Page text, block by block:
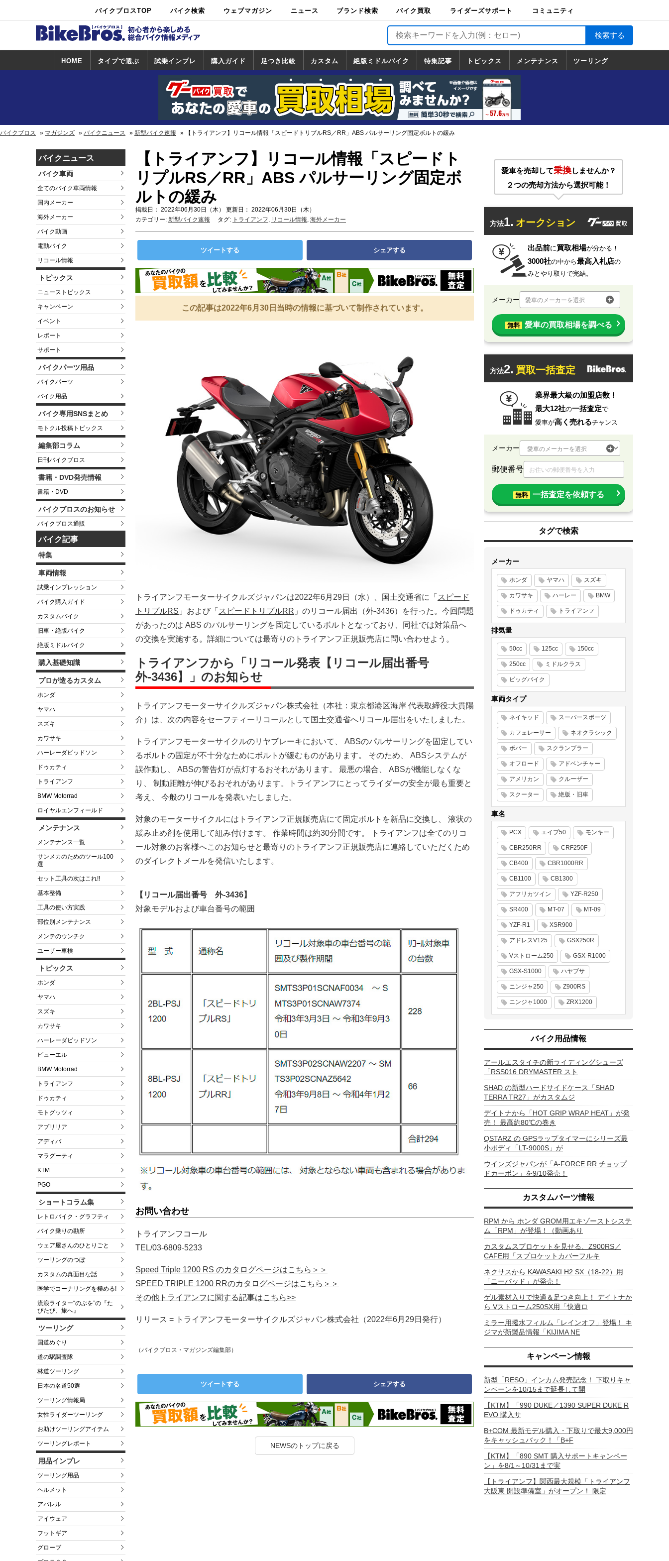
バイクブロスTOP バイク検索
中古バイ
ク・新車検
カタログ検
索
ショップ検
索
ウェブマガジン ニュース ブランド検索 バイク買取
バイク買取
ライダーズサポート
ライダーズサポート
TOP
バイク輸送
バイクガレージライ
フ
バイク車両保険
ロードサービス
バイク試乗
コミュニティ
HOME タイプで選ぶ 試乗インプレ
試乗インプレ
一覧
ホンダ
ヤマハ
スズキ
カワサキ
ハーレー
BMW
トライアンフ
ドゥカティ
購入ガイド
一覧
足つき比較 カスタム
カスタム
一覧
ホンダ
ヤマハ
スズキ
カワサキ
絶版ミドルバイク
絶版ミドルバイク
一覧
ホンダ
ヤマハ
スズキ
カワサキ
特集記事 トピックス
トピックス
一覧
ホンダ
ヤマハ
スズキ
カワサキ
ハーレーダ
ビッドソン
BMW
ドゥカティ
トライアン
フ
メンテナンス ツーリング
道の駅調査隊
ツーリング情報局
日本の道50選
国道めぐり
林道ツーリング
バイクブロス マガジンズ バイクニュース 新型バイク速報 【トライアンフ】リコール情報「スピードトリプルRS／RR」ABS パルサーリング固定ボルトの緩み
バイクニュース
バイク車両
全てのバイク車両情報
国内メーカー
海外メーカー
バイク動画
電動バイク
リコール情報
トピックス
ニューストピックス
キャンペーン
イベント
レポート
サポート
バイクパーツ用品
バイクパーツ
バイク用品
バイク専用SNSまとめ
モトクル投稿トピックス
編集部コラム
日刊バイクブロス
書籍・DVD発売情報
書籍・DVD
バイクブロスのお知らせ
バイクブロス通販
バイク記事
特集
車両情報
試乗インプレッション
バイク購入ガイド
カスタムバイク
旧車・絶版バイク
絶版ミドルバイク
購入基礎知識
プロが造るカスタム
ホンダ
ヤマハ
スズキ
カワサキ
ハーレーダビッドソン
ドゥカティ
トライアンフ
BMW Motorrad
ロイヤルエンフィールド
メンテナンス
メンテナンス一覧
サンメカのためのツール100
選
セット工具の次はこれ!!
基本整備
工具の使い方実践
部位別メンテナンス
メンテのウンチク
ユーザー車検
トピックス
ホンダ
ヤマハ
スズキ
カワサキ
ハーレーダビッドソン
ビューエル
BMW Motorrad
トライアンフ
ドゥカティ
モトグッツィ
アプリリア
アディバ
マラグーティ
KTM
PGO
ショートコラム集
レトロバイク・グラフティ
バイク乗りの勘所
ウェア屋さんのひとりごと
ツーリングのつぼ
カスタムの真面目な話
医学でコーナリングを極める!
流浪ライター“のぶを”の『た
びたび、旅へ』
ツーリング
国道めぐり
道の駅調査隊
林道ツーリング
日本の名道50選
ツーリング情報局
女性ライダーツーリング
お助けツーリングアイテム
ツーリングレポート
用品インプレ
ツーリング用品
ヘルメット
アパレル
アイウェア
フットギア
グローブ
【トライアンフ】リコール情報「スピードト
リプルRS／RR」ABS パルサーリング固定ボ
ルトの緩み
掲載日： 2022年06月30日（木） 更新日： 2022年06月30日（木）
カテゴリー: 新型バイク速報 タグ: トライアンフ, リコール情報, 海外メーカー
ツイートする シェアする
この記事は2022年6月30日当時の情報に基づいて制作されています。
トライアンフモーターサイクルズジャパンは2022年6月29日（水）、国土交通省に「 スピード
トリプルRS 」および「 スピードトリプルRR 」のリコール届出（外-3436）を行った。今回問題
があったのは ABS のパルサーリングを固定しているボルトとなっており、同社では対策品へ
の交換を実施する。詳細については最寄りのトライアンフ正規販売店に問い合わせよう。
トライアンフから「リコール発表【リコール届出番号
外-3436】」のお知らせ
トライアンフモーターサイクルズジャパン株式会社（本社：東京都港区海岸 代表取締役:大貫陽
介）は、次の内容をセーフティーリコールとして国土交通省へリコール届出をいたしました。
トライアンフモーターサイクルのリヤブレーキにおいて、 ABSのパルサーリングを固定してい
るボルトの固定が不十分なためにボルトが緩むものがあります。 そのため、 ABSシステムが
誤作動し、 ABSの警告灯が点灯するおそれがあります。 最悪の場合、 ABSが機能しなくな
り、 制動距離が伸びるおそれがあります。トライアンフにとってライダーの安全が最も重要と
考え、 今般のリコールを発表いたしました。
対象のモーターサイクルにはトライアンフ正規販売店にて固定ボルトを新品に交換し、 液状の
緩み止め剤を使用して組み付けます。 作業時間は約30分間です。 トライアンフは全てのリコ
ール対象のお客様へこのお知らせと最寄りのトライアンフ正規販売店に連絡していただくため
のダイレクトメールを発信いたします。
【リコール届出番号 外-3436】
対象モデルおよび車台番号の範囲
お問い合わせ
トライアンフコール
TEL/03-6809-5233
Speed Triple 1200 RS のカタログページはこちら＞＞
SPEED TRIPLE 1200 RRのカタログページはこちら＞＞
その他トライアンフに関する記事はこちら>>
リリース = トライアンフモーターサイクルズジャパン株式会社（2022年6月29日発行）
（バイクブロス・マガジンズ編集部）
ツイートする シェアする
NEWSのトップに戻る
愛車を売却して乗換しませんか？
２つの売却方法から選択可能！
方法1. オークション
出品前に買取相場が分かる！
3000社の中から最高入札店の
みとやり取りで完結。
メーカー 愛車のメーカーを選択
無料 愛車の買取相場を調べる
方法2. 買取一括査定
業界最大級の加盟店数！
最大12社の一括査定で
愛車が高く売れるチャンス
メーカー
郵便番号
無料 一括査定を依頼する
タグで検索
メーカー
ホンダ ヤマハ スズキ
カワサキ ハーレー BMW
ドゥカティ トライアンフ
排気量
50cc 125cc 150cc
250cc ミドルクラス
ビッグバイク
車両タイプ
ネイキッド スーパースポーツ
カフェレーサー ネオクラシック
ボバー スクランブラー
オフロード アドベンチャー
アメリカン クルーザー
スクーター 絶版・旧車
車名
PCX エイプ50 モンキー
CBR250RR CRF250F
CB400 CBR1000RR
CB1100 CB1300
アフリカツイン YZF-R250
SR400 MT-07 MT-09
YZF-R1 XSR900
アドレスV125 GSX250R
Vストローム250 GSX-R1000
GSX-S1000 ハヤブサ
ニンジャ250 Z900RS
ニンジャ1000 ZRX1200
バイク用品情報
アールエスタイチの新ライディングシューズ
「RSS016 DRYMASTER スト
SHAD の新型ハードサイドケース「SHAD
TERRA TR27」がカスタムジ
デイトナから「HOT GRIP WRAP HEAT」が発
売！ 最高約80℃の巻き
QSTARZ の GPSラップタイマーにシリーズ最
小ボディ「LT-9000S」が
ウインズジャパンが「A-FORCE RR チョップ
ドカーボン」を9/10発売！
カスタムパーツ情報
RPM から ホンダ GROM用エキゾーストシステ
ム「RPM」が登場！（動画あり
カスタムスプロケットを見せる、Z900RS／
CAFE用「スプロケットカバーフルキ
ネクサスから KAWASAKI H2 SX（18-22）用
「ニーパッド」が発売！
ゲル素材入りで快適＆足つき向上！ デイトナか
ら Vストローム250SX用「快適ロ
ミラー用撥水フィルム「レインオフ」登場！ キ
ジマが新製品情報「KIJIMA NE
キャンペーン情報
新型「RESO」インカム発売記念！ 下取りキャ
ンペーンを10/15まで延長して開
【KTM】「990 DUKE／1390 SUPER DUKE R
EVO 購入サ
B+COM 最新モデル購入・下取りで最大9,000円
をキャッシュバック！「B+F
【KTM】「890 SMT 購入サポートキャンペー
ン」を8/1～10/31まで実
【トライアンフ】関西最大規模「トライアンフ
大阪東 開設準備室」がオープン！ 限定